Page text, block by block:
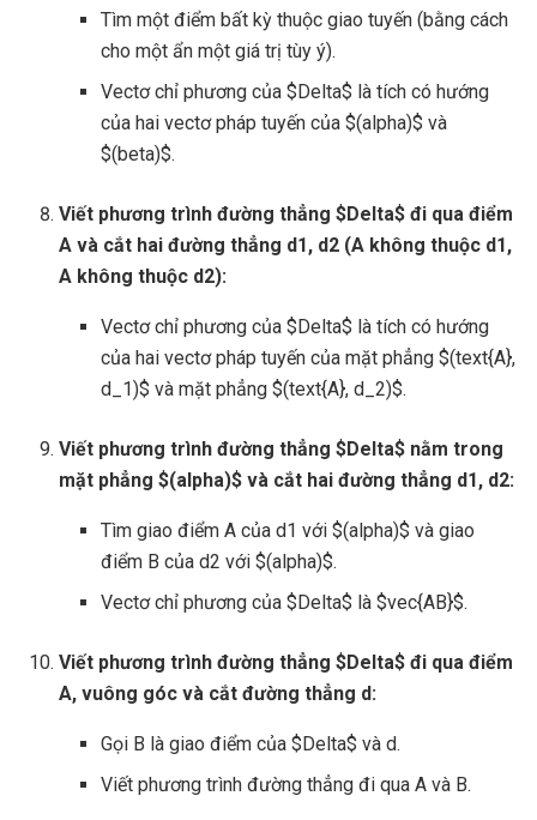
Tìm một điểm bất kỳ thuộc giao tuyến (bằng cách
cho một ẩn một giá trị tùy ý).
Vectơ chỉ phương của $Delta$ là tích có hướng
của hai vectơ pháp tuyến của $(alpha)$ và
$(beta)$.
Viết phương trình đường thẳng $Delta$ đi qua điểm
A và cắt hai đường thẳng d1, d2 (A không thuộc d1,
A không thuộc d2):
Vectơ chỉ phương của $Delta$ là tích có hướng
của hai vectơ pháp tuyến của mặt phẳng $(text{A},
d_1)$ và mặt phẳng $(text{A}, d_2)$.
Viết phương trình đường thẳng $Delta$ nằm trong
mặt phẳng $(alpha)$ và cắt hai đường thẳng d1, d2:
Tìm giao điểm A của d1 với $(alpha)$ và giao
điểm B của d2 với $(alpha)$.
Vectơ chỉ phương của $Delta$ là $vec{AB}$.
Viết phương trình đường thẳng $Delta$ đi qua điểm
A, vuông góc và cắt đường thẳng d:
Gọi B là giao điểm của $Delta$ và d.
Viết phương trình đường thẳng đi qua A và B.